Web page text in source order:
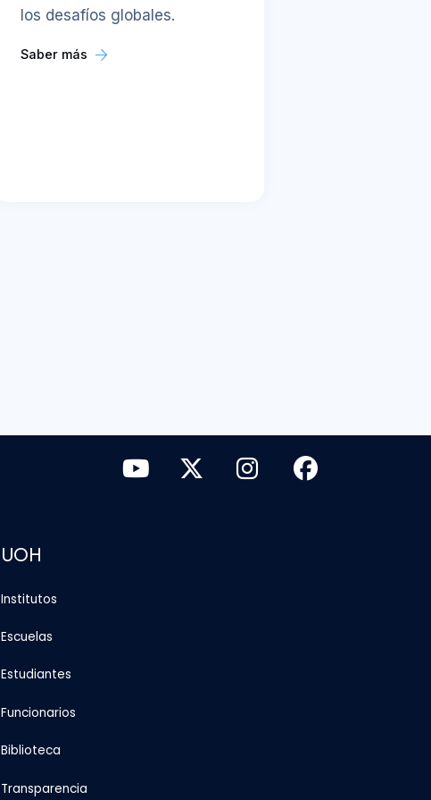
los desafíos globales.
Saber más
UOH
Institutos
Escuelas
Estudiantes
Funcionarios
Biblioteca
Transparencia